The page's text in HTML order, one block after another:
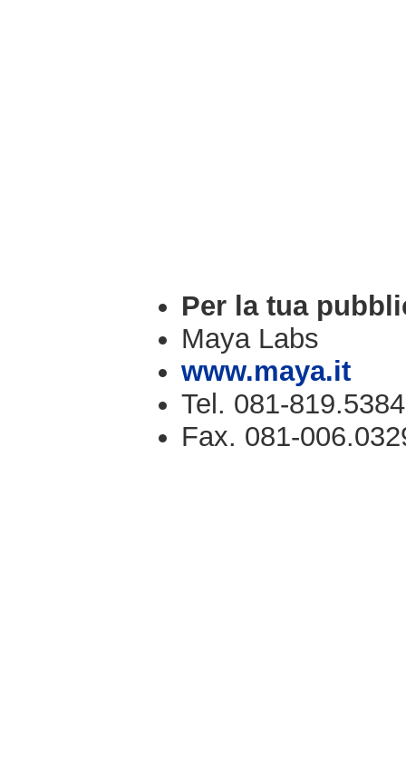
Per la tua
Maya Labs
www.maya.it
Tel. 081-819.5384
Fax. 081-